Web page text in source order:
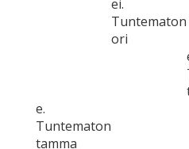
e.
Tuntematon
tamma
ei.
Tuntematon
ori